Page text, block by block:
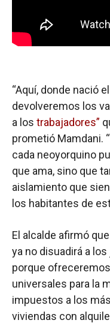
“Aquí, donde nació
devolveremos los
a los trabajadores”
prometió Mamdani.
cada neoyorquino
que ama, sino que
aislamiento que
los habitantes de
El alcalde afirmó
ya no disuadirá a
porque
universales para la
impuestos a los
viviendas con